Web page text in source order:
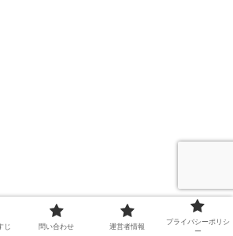
じ 問い合わせ 運営者情報
プライバシーポリシ
ー